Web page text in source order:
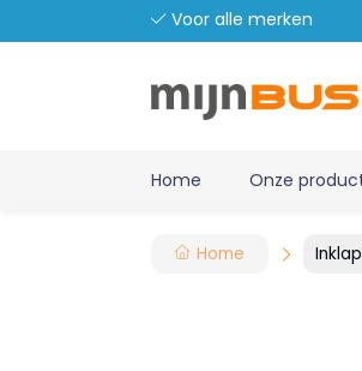
Voor alle merken
Home Onze
Home